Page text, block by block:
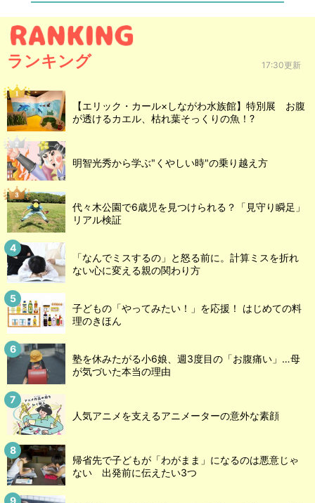
ランキング 17:30更新
【エリック・カール×しながわ水族館】特別展 お腹
が透けるカエル、枯れ葉そっくりの魚！?
明智光秀から学ぶ"くやしい時"の乗り越え方
代々木公園で6歳児を見つけられる？「見守り瞬足」
リアル検証
「なんでミスするの」と怒る前に。計算ミスを折れ
ない心に変える親の関わり方
子どもの「やってみたい！」を応援！ はじめての料
理のきほん
塾を休みたがる小6娘、週3度目の「お腹痛い」…母
が気づいた本当の理由
人気アニメを支えるアニメーターの意外な素顔
帰省先で子どもが「わがまま」になるのは悪意じゃ
ない 出発前に伝えたい3つ